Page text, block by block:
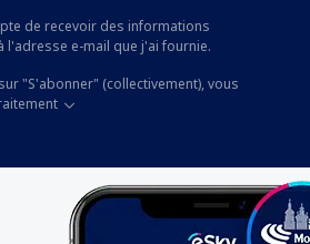
de recevoir des informations
l'adresse e-mail que j'ai fournie.
"S'abonner" (collectivement), vous